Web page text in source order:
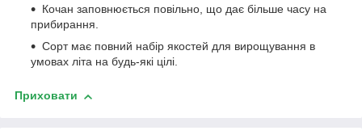
Кочан заповнюється повільно, що дає більше часу на
прибирання.
Сорт має повний набір якостей для вирощування в
умовах літа на будь-які цілі.
Приховати